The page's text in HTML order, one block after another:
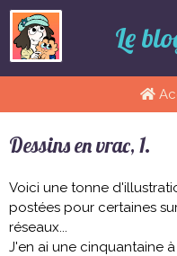
Le
Dessins en vrac, 1.
Voici une tonne
postées pour certaines
réseaux...
J'en ai une cinquantaine